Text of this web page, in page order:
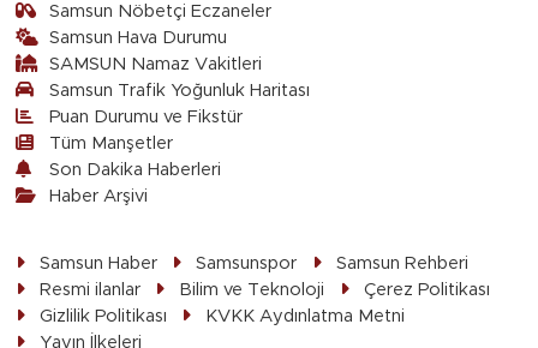
Samsun Nöbetçi Eczaneler
Samsun Hava Durumu
SAMSUN Namaz Vakitleri
Samsun Trafik Yoğunluk Haritası
Puan Durumu ve Fikstür
Tüm Manşetler
Son Dakika Haberleri
Haber Arşivi
Samsun Haber Samsunspor
Samsun Rehberi
Resmi ilanlar
Bilim ve Teknoloji
Çerez Politikası
Gizlilik Politikası
KVKK Aydınlatma Metni
Yayın İlkeleri